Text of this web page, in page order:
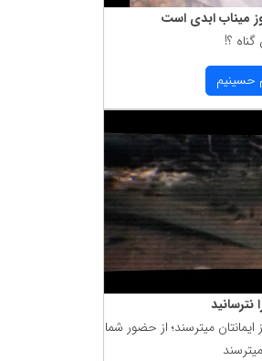
میناب ابدی است
؟!
حسینیم
نترسانید
ایمانتان میترسند؛ از حضور شما